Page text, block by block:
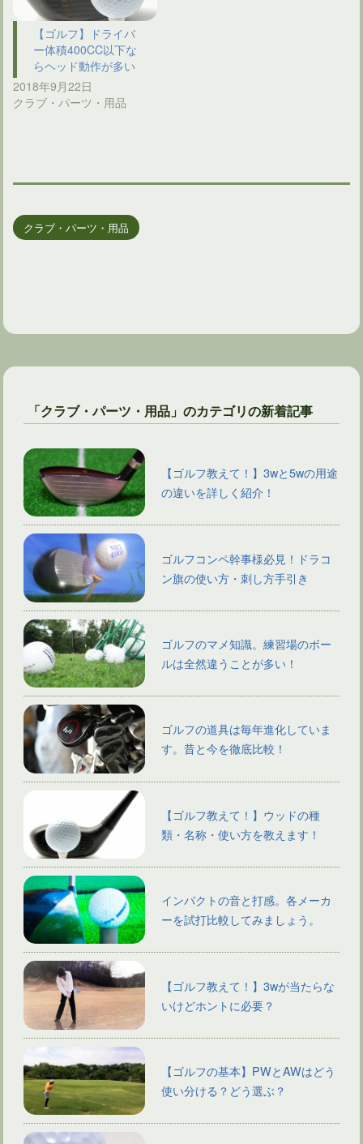
【ゴルフ】ドライバ
ー体積400CC以下な
らヘッド動作が多い
2018年9月22日
クラブ・パーツ・用品
クラブ・パーツ・用品
「クラブ・パーツ・用品」のカテゴリの新着記事
【ゴルフ教えて！】3wと5wの用途
の違いを詳しく紹介！
ゴルフコンペ幹事様必見！ドラコ
ン旗の使い方・刺し方手引き
ゴルフのマメ知識。練習場のボー
ルは全然違うことが多い！
ゴルフの道具は毎年進化していま
す。昔と今を徹底比較！
【ゴルフ教えて！】ウッドの種
類・名称・使い方を教えます！
インパクトの音と打感。各メーカ
ーを試打比較してみましょう。
【ゴルフ教えて！】3wが当たらな
いけどホントに必要？
【ゴルフの基本】PWとAWはどう
使い分ける？どう選ぶ？